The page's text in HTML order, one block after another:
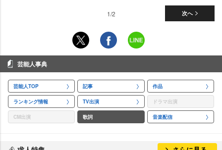
次へ
1/2
芸能人事典
芸能人TOP 記事 作品
ランキング情報 TV出演 ドラマ出演
CM出演 歌詞 音楽配信